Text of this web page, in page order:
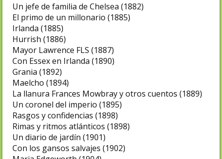
Un jefe de familia de Chelsea (1882)
El primo de un millonario (1885)
Irlanda (1885)
Hurrish (1886)
Mayor Lawrence FLS (1887)
Con Essex en Irlanda (1890)
Grania (1892)
Maelcho (1894)
La llanura Frances Mowbray y otros cuentos (1889)
Un coronel del imperio (1895)
Rasgos y confidencias (1898)
Rimas y ritmos atlánticos (1898)
Un diario de jardín (1901)
Con los gansos salvajes (1902)